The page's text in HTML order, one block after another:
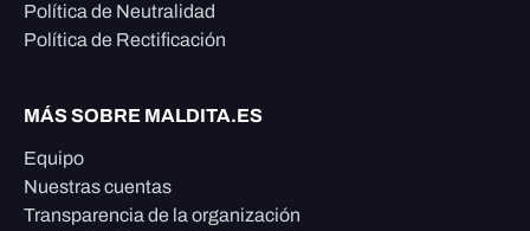
Política de Neutralidad
Política de Rectificación
MÁS SOBRE MALDITA.ES
Equipo
Nuestras cuentas
Transparencia de la organización